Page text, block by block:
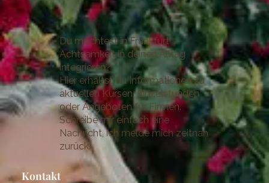
Kontakt
Du möchtest in Frankfurt
Achtsamkeit in deinen Alltag
integrieren?
Hier erhältst du Informationen zu
aktuellen Kursen, Einzelstunden
oder Angeboten für Firmen.
Schreibe mir einfach eine
Nachricht, ich melde mich zeitnah
zurück.